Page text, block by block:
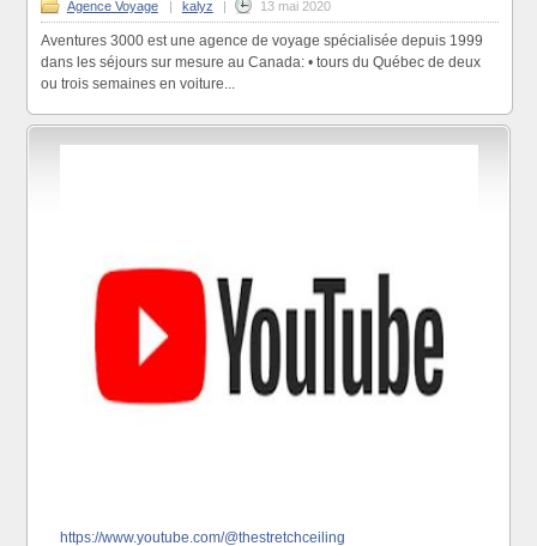
Agence Voyage | kalyz | 13 mai 2020
Aventures 3000 est une agence de voyage spécialisée depuis 1999
dans les séjours sur mesure au Canada: • tours du Québec de deux
ou trois semaines en voiture...
https://www.youtube.com/@thestretchceiling